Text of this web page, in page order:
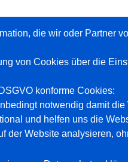
die wir oder Partner
von Cookies über die
konforme Cookies:
notwendig damit
und helfen uns die
der Website analysieren,